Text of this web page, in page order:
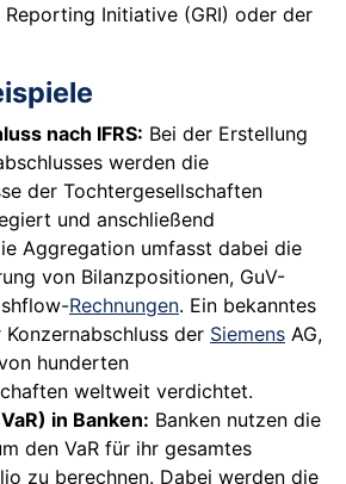
Initiative (GRI) oder der
nach IFRS: Bei der Erstellung
werden die
der Tochtergesellschaften
und anschließend
Aggregation umfasst dabei die
von Bilanzpositionen, GuV-
Rechnungen. Ein bekanntes
der Siemens AG,
hunderten
weltweit verdichtet.
in Banken: Banken nutzen die
den VaR für ihr gesamtes
zu berechnen. Dabei werden die